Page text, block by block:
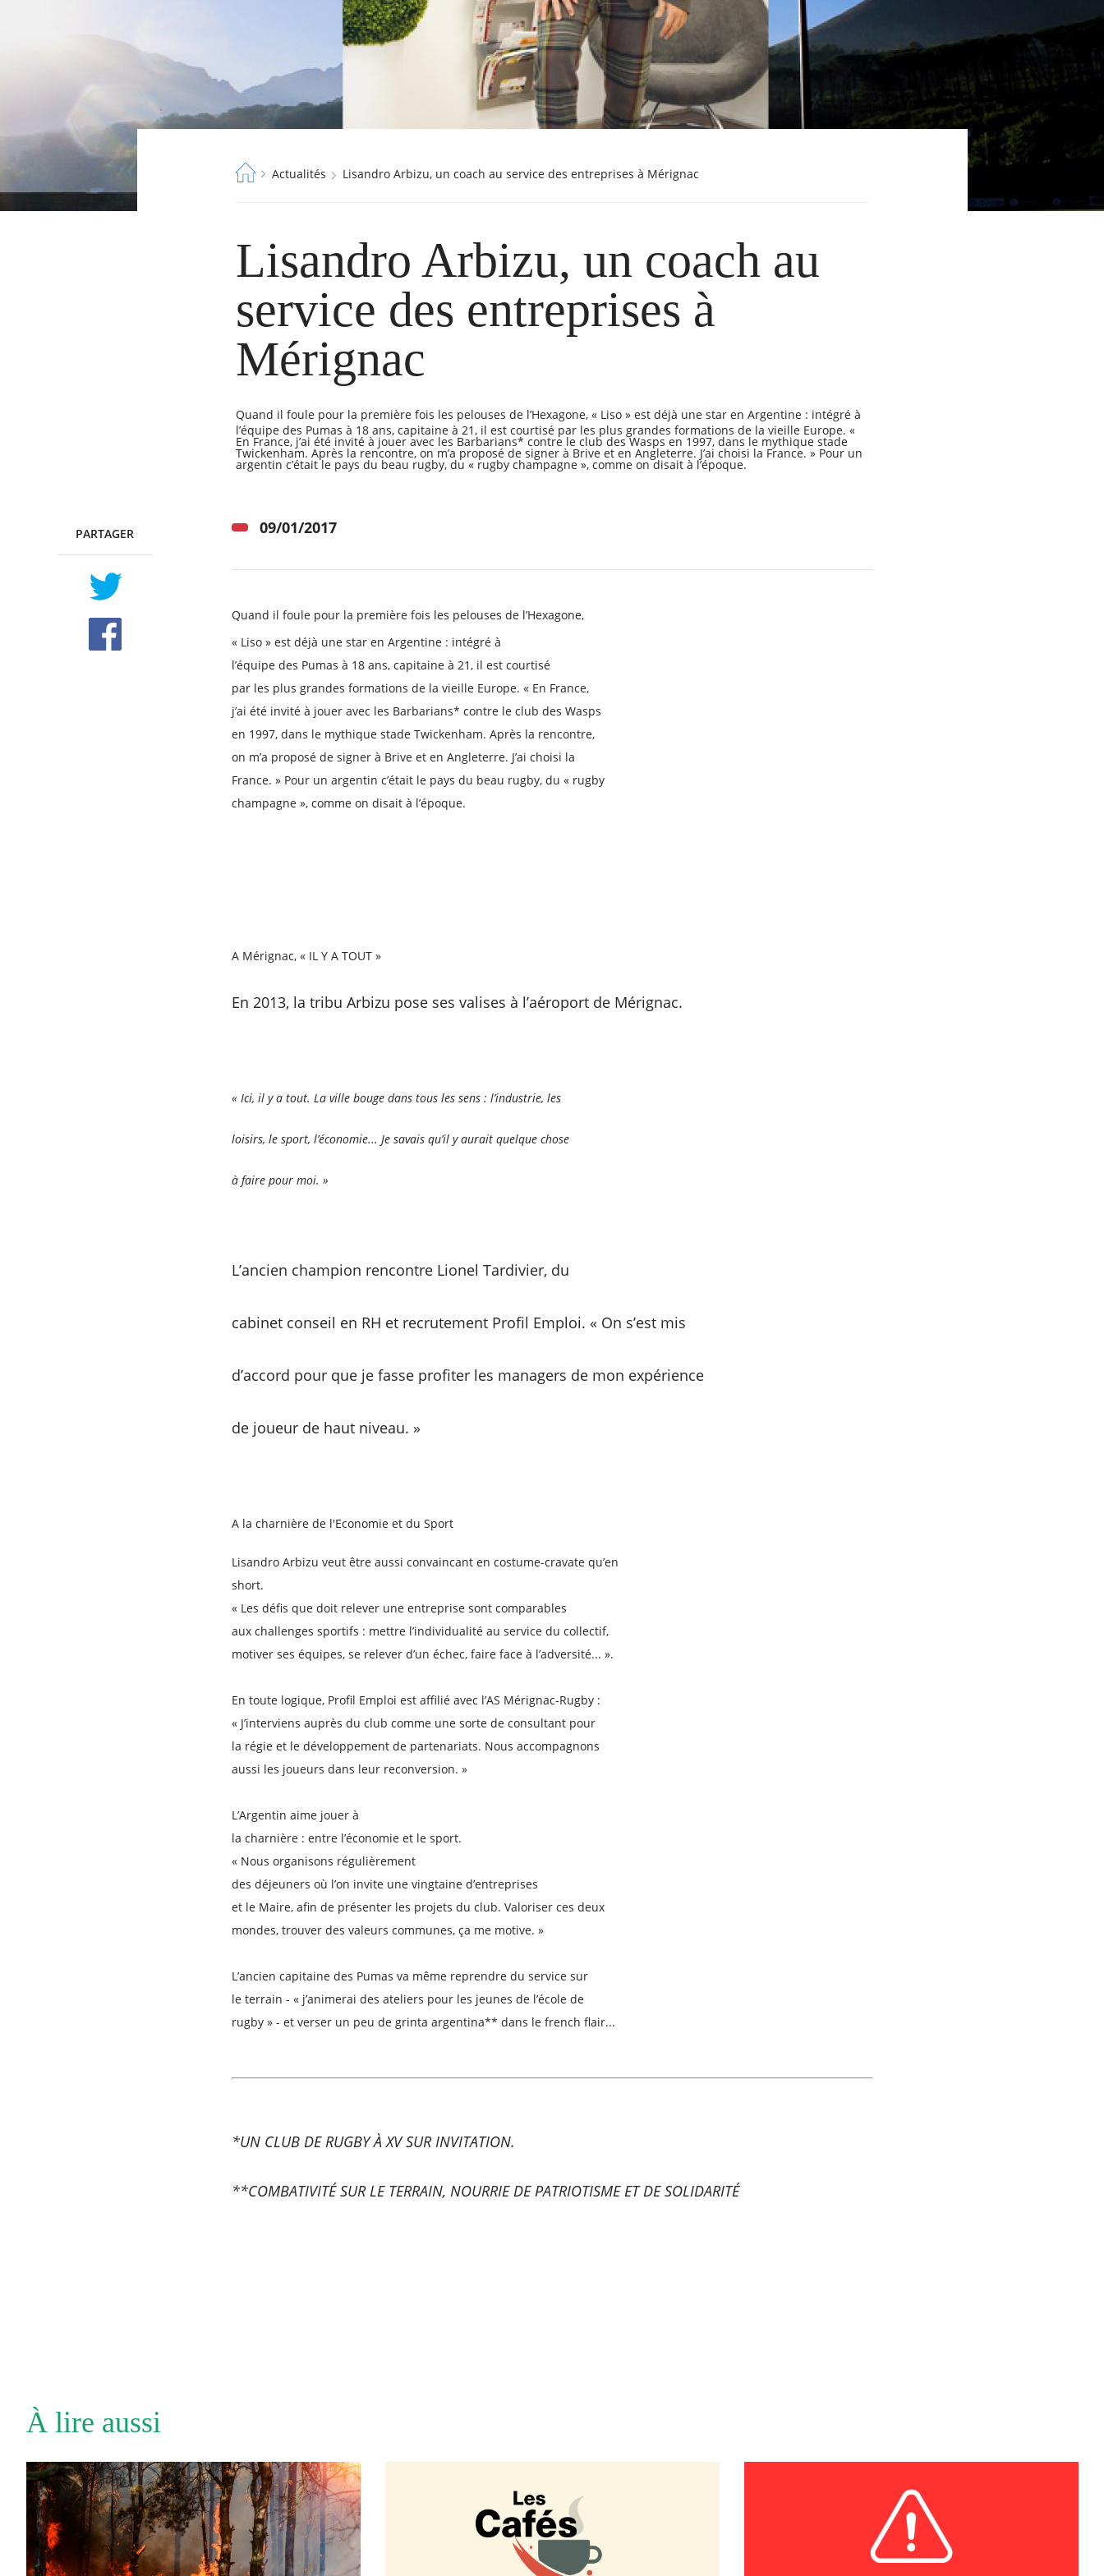
Fil
Actualités Lisandro Arbizu, un coach au service des entreprises à Mérignac
Lisandro Arbizu, un coach au
service des entreprises à
Mérignac
Quand il foule pour la première fois les pelouses de l’Hexagone, « Liso » est déjà une star en Argentine : intégré à
l’équipe des Pumas à 18 ans, capitaine à 21, il est courtisé par les plus grandes formations de la vieille Europe. «
En France, j’ai été invité à jouer avec les Barbarians* contre le club des Wasps en 1997, dans le mythique stade
Twickenham. Après la rencontre, on m’a proposé de signer à Brive et en Angleterre. J’ai choisi la France. » Pour un
argentin c’était le pays du beau rugby, du « rugby champagne », comme on disait à l’époque.
PARTAGER
TWITTER
FACEBOOK
09/01/2017
Quand il foule pour la première fois les pelouses de l’Hexagone,
« Liso » est déjà une star en Argentine : intégré à
l’équipe des Pumas à 18 ans, capitaine à 21, il est courtisé
par les plus grandes formations de la vieille Europe. « En France,
j’ai été invité à jouer avec les Barbarians* contre le club des Wasps
en 1997, dans le mythique stade Twickenham. Après la rencontre,
on m’a proposé de signer à Brive et en Angleterre. J’ai choisi la
France. » Pour un argentin c’était le pays du beau rugby, du « rugby
champagne », comme on disait à l’époque.
A Mérignac, « IL Y A TOUT »
En 2013, la tribu Arbizu pose ses valises à l’aéroport de Mérignac.
« Ici, il y a tout. La ville bouge dans tous les sens : l’industrie, les
loisirs, le sport, l’économie... Je savais qu’il y aurait quelque chose
à faire pour moi. »
L’ancien champion rencontre Lionel Tardivier, du
cabinet conseil en RH et recrutement Profil Emploi. « On s’est mis
d’accord pour que je fasse profiter les managers de mon expérience
de joueur de haut niveau. »
A la charnière de l'Economie et du Sport
Lisandro Arbizu veut être aussi convaincant en costume-cravate qu’en
short.
« Les défis que doit relever une entreprise sont comparables
aux challenges sportifs : mettre l’individualité au service du collectif,
motiver ses équipes, se relever d’un échec, faire face à l’adversité... ».
En toute logique, Profil Emploi est affilié avec l’AS Mérignac-Rugby :
« J’interviens auprès du club comme une sorte de consultant pour
la régie et le développement de partenariats. Nous accompagnons
aussi les joueurs dans leur reconversion. »
L’Argentin aime jouer à
la charnière : entre l’économie et le sport.
« Nous organisons régulièrement
des déjeuners où l’on invite une vingtaine d’entreprises
et le Maire, afin de présenter les projets du club. Valoriser ces deux
mondes, trouver des valeurs communes, ça me motive. »
L’ancien capitaine des Pumas va même reprendre du service sur
le terrain - « j’animerai des ateliers pour les jeunes de l’école de
rugby » - et verser un peu de grinta argentina** dans le french flair...
*UN CLUB DE RUGBY À XV SUR INVITATION.
**COMBATIVITÉ SUR LE TERRAIN, NOURRIE DE PATRIOTISME ET DE SOLIDARITÉ
À lire aussi